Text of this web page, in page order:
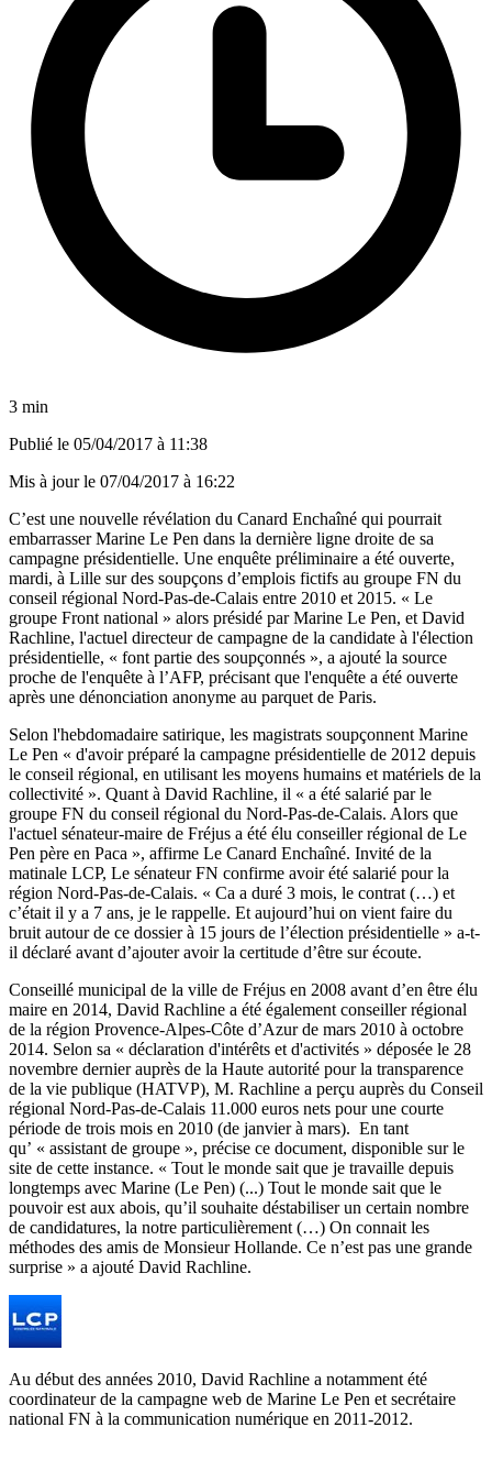
3 min
Publié le 05/04/2017 à 11:38
Mis à jour le 07/04/2017 à 16:22
C’est une nouvelle révélation du Canard Enchaîné qui pourrait
embarrasser Marine Le Pen dans la dernière ligne droite de sa
campagne présidentielle. Une enquête préliminaire a été ouverte,
mardi, à Lille sur des soupçons d’emplois fictifs au groupe FN du
conseil régional Nord-Pas-de-Calais entre 2010 et 2015. « Le
groupe Front national » alors présidé par Marine Le Pen, et David
Rachline, l'actuel directeur de campagne de la candidate à l'élection
présidentielle, « font partie des soupçonnés », a ajouté la source
proche de l'enquête à l’AFP, précisant que l'enquête a été ouverte
après une dénonciation anonyme au parquet de Paris.
Selon l'hebdomadaire satirique, les magistrats soupçonnent Marine
Le Pen « d'avoir préparé la campagne présidentielle de 2012 depuis
le conseil régional, en utilisant les moyens humains et matériels de la
collectivité ». Quant à David Rachline, il « a été salarié par le
groupe FN du conseil régional du Nord-Pas-de-Calais. Alors que
l'actuel sénateur-maire de Fréjus a été élu conseiller régional de Le
Pen père en Paca », affirme Le Canard Enchaîné. Invité de la
matinale LCP, Le sénateur FN confirme avoir été salarié pour la
région Nord-Pas-de-Calais. « Ca a duré 3 mois, le contrat (…) et
c’était il y a 7 ans, je le rappelle. Et aujourd’hui on vient faire du
bruit autour de ce dossier à 15 jours de l’élection présidentielle » a-t-
il déclaré avant d’ajouter avoir la certitude d’être sur écoute.
Conseillé municipal de la ville de Fréjus en 2008 avant d’en être élu
maire en 2014, David Rachline a été également conseiller régional
de la région Provence-Alpes-Côte d’Azur de mars 2010 à octobre
2014. Selon sa « déclaration d'intérêts et d'activités » déposée le 28
novembre dernier auprès de la Haute autorité pour la transparence
de la vie publique (HATVP), M. Rachline a perçu auprès du Conseil
régional Nord-Pas-de-Calais 11.000 euros nets pour une courte
période de trois mois en 2010 (de janvier à mars). En tant
qu’ « assistant de groupe », précise ce document, disponible sur le
site de cette instance. « Tout le monde sait que je travaille depuis
longtemps avec Marine (Le Pen) (...) Tout le monde sait que le
pouvoir est aux abois, qu’il souhaite déstabiliser un certain nombre
de candidatures, la notre particulièrement (…) On connait les
méthodes des amis de Monsieur Hollande. Ce n’est pas une grande
surprise » a ajouté David Rachline.
Au début des années 2010, David Rachline a notamment été
coordinateur de la campagne web de Marine Le Pen et secrétaire
national FN à la communication numérique en 2011-2012.